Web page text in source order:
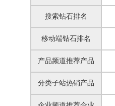
搜索钻石排名
移动端钻石排名
产品频道推荐产品
分类子站热销产品